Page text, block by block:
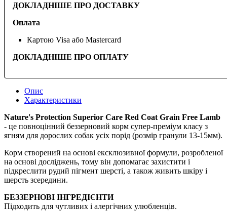
ДОКЛАДНІШЕ ПРО ДОСТАВКУ
Оплата
Картою Visa або Mastercard
ДОКЛАДНІШЕ ПРО ОПЛАТУ
Опис
Характеристики
Nature's Protection Superior Care Red Coat Grain Free Lamb
- це повноцінний беззерновий корм супер-преміум класу з
ягням для дорослих собак усіх порід (розмір гранули 13-15мм).
Корм створений на основі ексклюзивної формули, розробленої
на основі досліджень, тому він допомагає захистити і
підкреслити рудий пігмент шерсті, а також живить шкіру і
шерсть зсередини.
БЕЗЗЕРНОВІ ІНГРЕДІЄНТИ
Підходить для чутливих і алергічних улюбленців.